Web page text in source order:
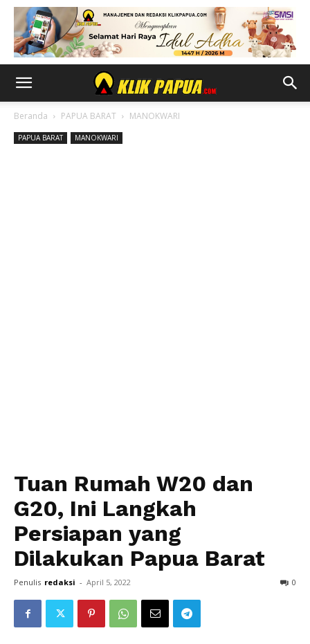
Beranda PAPUA BARAT MANOKWARI
PAPUA BARAT MANOKWARI
Tuan Rumah W20 dan
G20, Ini Langkah
Persiapan yang
Dilakukan Papua Barat
Penulis redaksi - April 5, 2022 0